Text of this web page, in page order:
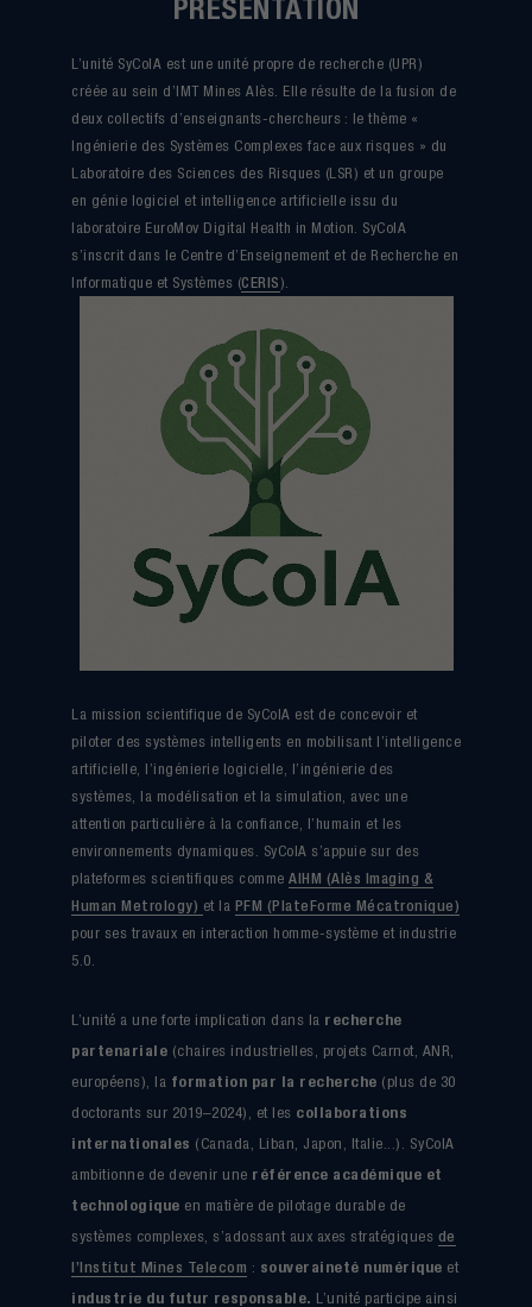
PRÉSENTATION
L’unité SyCoIA est une unité propre de recherche (UPR)
créée au sein d’IMT Mines Alès. Elle résulte de la fusion de
deux collectifs d’enseignants-chercheurs : le thème «
Ingénierie des Systèmes Complexes face aux risques » du
Laboratoire des Sciences des Risques (LSR) et un groupe
en génie logiciel et intelligence artificielle issu du
laboratoire EuroMov Digital Health in Motion. SyCoIA
s’inscrit dans le Centre d’Enseignement et de Recherche en
Informatique et Systèmes (CERIS).
La mission scientifique de SyCoIA est de concevoir et
piloter des systèmes intelligents en mobilisant l’intelligence
artificielle, l’ingénierie logicielle, l’ingénierie des
systèmes, la modélisation et la simulation, avec une
attention particulière à la confiance, l’humain et les
environnements dynamiques. SyCoIA s’appuie sur des
plateformes scientifiques comme AIHM (Alès Imaging &
Human Metrology) et la PFM (PlateForme Mécatronique)
pour ses travaux en interaction homme-système et industrie
5.0.
L’unité a une forte implication dans la recherche
partenariale (chaires industrielles, projets Carnot, ANR,
européens), la formation par la recherche (plus de 30
doctorants sur 2019–2024), et les collaborations
internationales (Canada, Liban, Japon, Italie...). SyCoIA
ambitionne de devenir une référence académique et
technologique en matière de pilotage durable de
systèmes complexes, s’adossant aux axes stratégiques de
l’Institut Mines Telecom : souveraineté numérique et
industrie du futur responsable. L’unité participe ainsi